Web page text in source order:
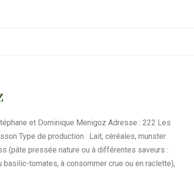
et Dominique Menigoz Adresse : 222 Les
Type de production : Lait, céréales, munster
(pâte pressée nature ou à différentes saveurs :
basilic-tomates, à consommer crue ou en raclette),